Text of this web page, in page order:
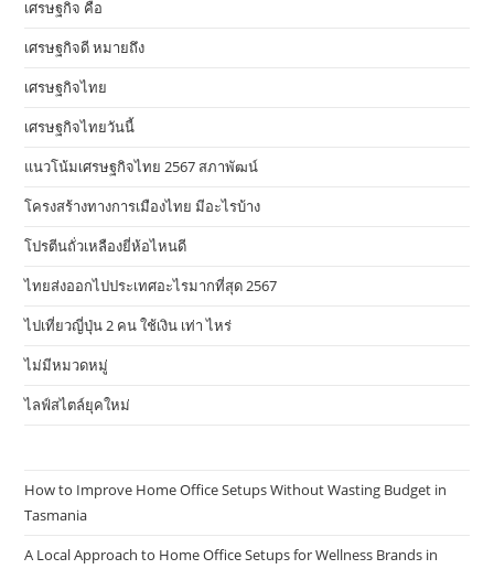
เศรษฐกิจ คือ
เศรษฐกิจดี หมายถึง
เศรษฐกิจไทย
เศรษฐกิจไทยวันนี้
แนวโน้มเศรษฐกิจไทย 2567 สภาพัฒน์
โครงสร้างทางการเมืองไทย มีอะไรบ้าง
โปรตีนถั่วเหลืองยี่ห้อไหนดี
ไทยส่งออกไปประเทศอะไรมากที่สุด 2567
ไปเที่ยวญี่ปุ่น 2 คน ใช้เงิน เท่า ไหร่
ไม่มีหมวดหมู่
ไลฟ์สไตล์ยุคใหม่
How to Improve Home Office Setups Without Wasting Budget in
Tasmania
A Local Approach to Home Office Setups for Wellness Brands in